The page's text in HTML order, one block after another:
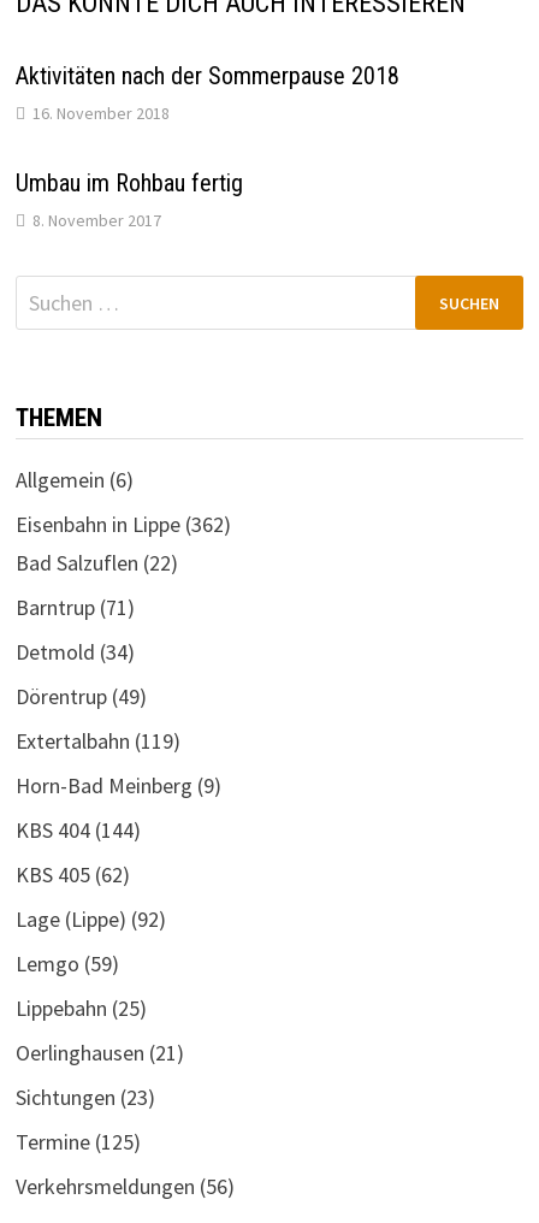
Aktivitäten nach der Sommerpause 2018
16. November 2018
Umbau im Rohbau fertig
8. November 2017
Suchen
nach:
THEMEN
Allgemein (6)
Eisenbahn in Lippe(362)
Bad Salzuflen (22)
Barntrup(71)
Detmold (34)
Dörentrup(49)
Extertalbahn (119)
Horn-Bad Meinberg (9)
KBS 404(144)
KBS 405(62)
Lage (Lippe) (92)
Lemgo (59)
Lippebahn (25)
Oerlinghausen (21)
Sichtungen (23)
Termine(125)
Verkehrsmeldungen (56)